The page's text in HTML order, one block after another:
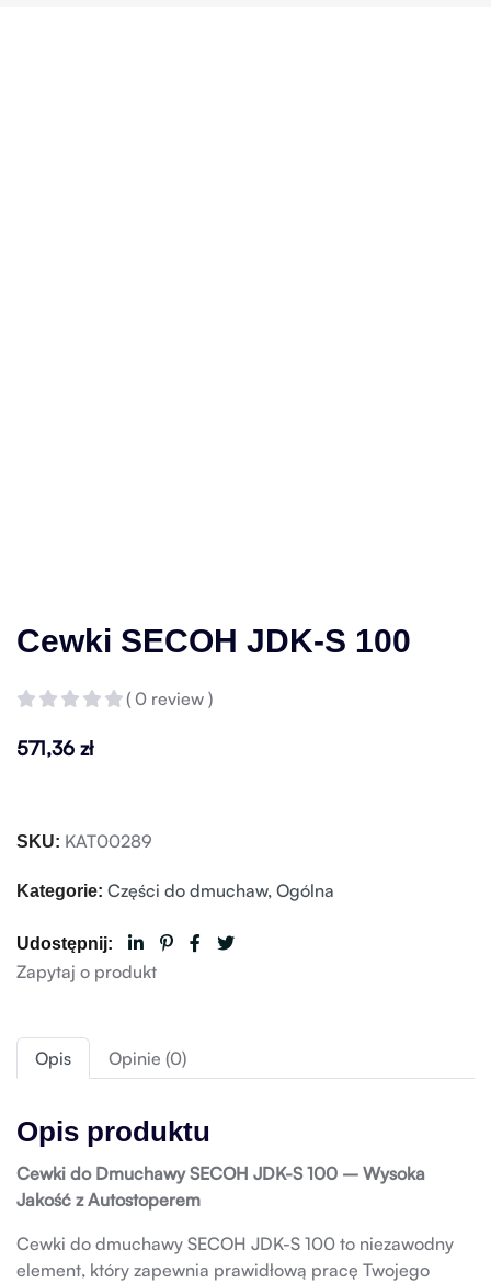
Cewki SECOH JDK-S 100
( 0 review )
571,36 zł
SKU: KAT00289
Kategorie: Części do dmuchaw, Ogólna
Udostępnij:
Zapytaj o produkt
Opis Opinie (0)
Opis produktu
Cewki do Dmuchawy SECOH JDK-S 100 – Wysoka
Jakość z Autostoperem
Cewki do dmuchawy SECOH JDK-S 100 to niezawodny
element, który zapewnia prawidłową pracę Twojego